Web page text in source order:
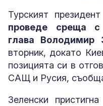
Турският
проведе среща с
глава Володимир
вторник, докато
позицията си в
САЩ и Русия,
Зеленски